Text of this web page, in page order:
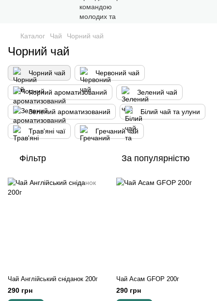
Каталог Чай Чорний чай
Чорний чай
Чорний чай Червоний чай
Чорний ароматизований Зелений чай
Зелений ароматизований Білий чай та улуни
Трав'яні чаї Гречаний чай
Фільтр За популярністю
Чай Англійський сніданок 200г
290 грн
Чай Асам GFOP 200г
290 грн